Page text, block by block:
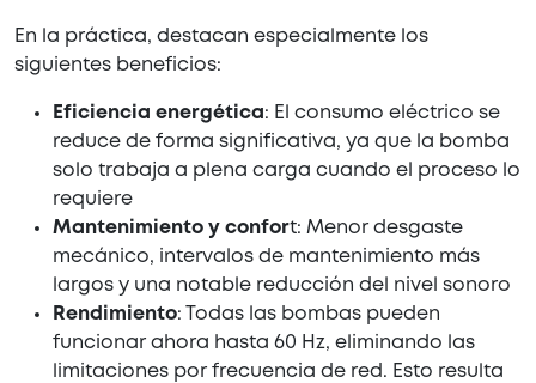
En la práctica, destacan especialmente los
siguientes beneficios:
Eficiencia energética: El consumo eléctrico se
reduce de forma significativa, ya que la bomba
solo trabaja a plena carga cuando el proceso lo
requiere
Mantenimiento y confort: Menor desgaste
mecánico, intervalos de mantenimiento más
largos y una notable reducción del nivel sonoro
Rendimiento: Todas las bombas pueden
funcionar ahora hasta 60 Hz, eliminando las
limitaciones por frecuencia de red. Esto resulta